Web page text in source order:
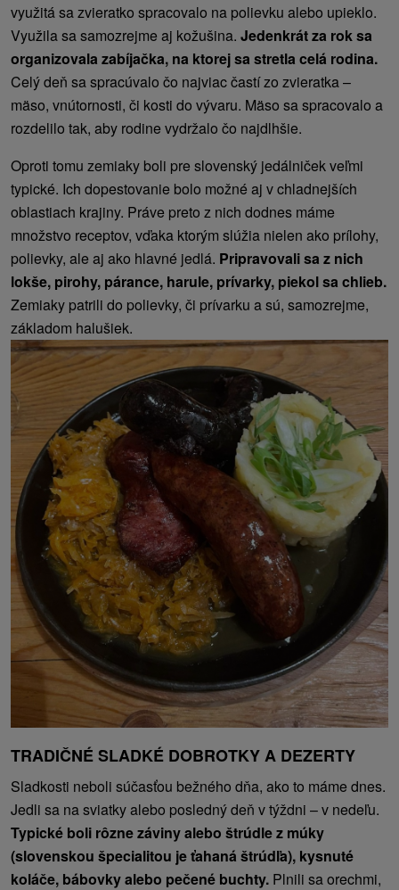
využitá sa zvieratko spracovalo na polievku alebo upieklo.
Využila sa samozrejme aj kožušina. Jedenkrát za rok sa
organizovala zabíjačka, na ktorej sa stretla celá rodina.
Celý deň sa spracúvalo čo najviac častí zo zvieratka –
mäso, vnútornosti, či kosti do vývaru. Mäso sa spracovalo a
rozdelilo tak, aby rodine vydržalo čo najdlhšie.
Oproti tomu zemiaky boli pre slovenský jedálniček veľmi
typické. Ich dopestovanie bolo možné aj v chladnejších
oblastiach krajiny. Práve preto z nich dodnes máme
množstvo receptov, vďaka ktorým slúžia nielen ako prílohy,
polievky, ale aj ako hlavné jedlá. Pripravovali sa z nich
lokše, pirohy, párance, harule, prívarky, piekol sa chlieb.
Zemiaky patrili do polievky, či prívarku a sú, samozrejme,
základom halušiek.
TRADIČNÉ SLADKÉ DOBROTKY A DEZERTY
Sladkosti neboli súčasťou bežného dňa, ako to máme dnes.
Jedli sa na sviatky alebo posledný deň v týždni – v nedeľu.
Typické boli rôzne záviny alebo štrúdle z múky
(slovenskou špecialitou je ťahaná štrúdľa), kysnuté
koláče, bábovky alebo pečené buchty. Plnili sa orechmi,